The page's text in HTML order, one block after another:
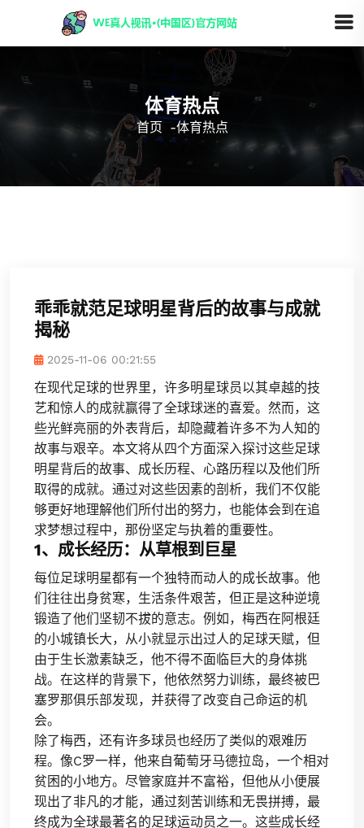
体育热点
首页 -体育热点
乖乖就范足球明星背后的故事与成就
揭秘
2025-11-06 00:21:55
在现代足球的世界里，许多明星球员以其卓越的技
艺和惊人的成就赢得了全球球迷的喜爱。然而，这
些光鲜亮丽的外表背后，却隐藏着许多不为人知的
故事与艰辛。本文将从四个方面深入探讨这些足球
明星背后的故事、成长历程、心路历程以及他们所
取得的成就。通过对这些因素的剖析，我们不仅能
够更好地理解他们所付出的努力，也能体会到在追
求梦想过程中，那份坚定与执着的重要性。
1、成长经历：从草根到巨星
每位足球明星都有一个独特而动人的成长故事。他
们往往出身贫寒，生活条件艰苦，但正是这种逆境
锻造了他们坚韧不拔的意志。例如，梅西在阿根廷
的小城镇长大，从小就显示出过人的足球天赋，但
由于生长激素缺乏，他不得不面临巨大的身体挑
战。在这样的背景下，他依然努力训练，最终被巴
塞罗那俱乐部发现，并获得了改变自己命运的机
会。
除了梅西，还有许多球员也经历了类似的艰难历
程。像C罗一样，他来自葡萄牙马德拉岛，一个相对
贫困的小地方。尽管家庭并不富裕，但他从小便展
现出了非凡的才能，通过刻苦训练和无畏拼搏，最
终成为全球最著名的足球运动员之一。这些成长经